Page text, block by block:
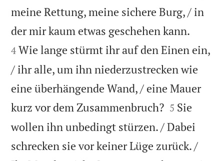
meine Rettung, meine sichere Burg, / in
der mir kaum etwas geschehen kann.
4 Wie lange stürmt ihr auf den Einen ein,
/ ihr alle, um ihn niederzustrecken wie
eine überhängende Wand, / eine Mauer
kurz vor dem Zusammenbruch?
5 Sie
wollen ihn unbedingt stürzen. / Dabei
schrecken sie vor keiner Lüge zurück. /